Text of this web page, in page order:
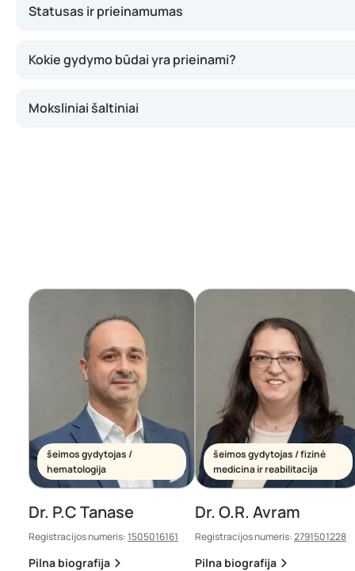
Statusas ir prieinamumas
Kokie gydymo būdai yra prieinami?
Moksliniai šaltiniai
šeimos gydytojas /
hematologija
Dr. P.C Tanase
Registracijos numeris:1505016161
Pilna biografija
šeimos gydytojas / fizinė
medicina ir reabilitacija
Dr. O.R. Avram
Registracijos numeris:2791501228
Pilna biografija